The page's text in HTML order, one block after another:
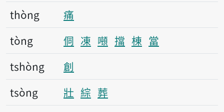
thòng
痛
tòng
侗 凍 噸 擋 棟 當
tshòng
創
tsòng
壯 綜 葬